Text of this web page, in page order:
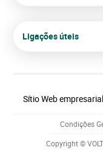
Ligações úteis
Sítio Web empresarial
Copyright ©
Condições